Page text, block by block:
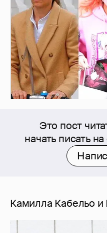
Это пост
начать писать
Камилла Кабельо